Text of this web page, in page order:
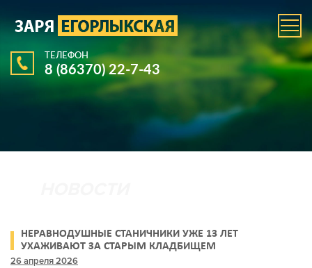
ТЕЛЕФОН
8 (86370) 22-7-43
НЕРАВНОДУШНЫЕ СТАНИЧНИКИ УЖЕ 13 ЛЕТ
УХАЖИВАЮТ ЗА СТАРЫМ КЛАДБИЩЕМ
26 апреля 2026